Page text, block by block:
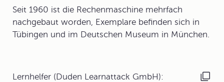
Seit 1960 ist die Rechenmaschine mehrfach
nachgebaut worden, Exemplare befinden sich in
Tübingen und im Deutschen Museum in München.
Lernhelfer (Duden Learnattack GmbH):